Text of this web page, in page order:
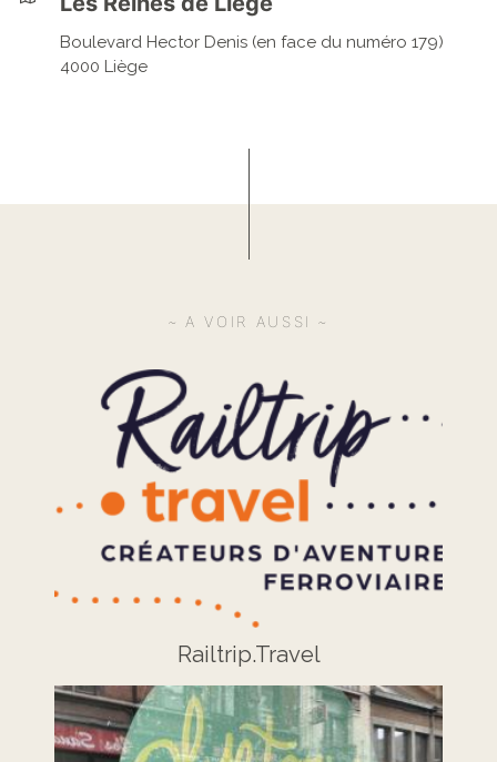
Boulevard Hector Denis (en face du numéro 179)
4000 Liège
A VOIR AUSSI
Railtrip.Travel